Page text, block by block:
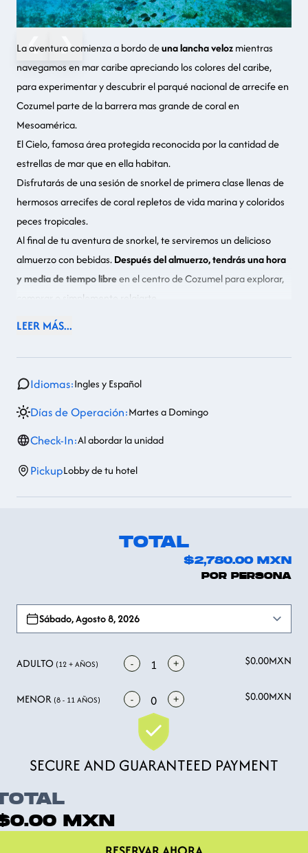
❮ ❯
La aventura comienza a bordo deuna lancha velozmientras
navegamos en mar caribe apreciando los colores del caribe,
para experimentar y descubrir el parqué nacional de arrecife en
Cozumel parte de la barrera mas grande de coral en
Mesoamérica.
El Cielo, famosa área protegida reconocida por la cantidad de
estrellas de mar que en ella habitan.
Disfrutarás de una sesión de snorkel de primera clase llenas de
hermosos arrecifes de coral repletos de vida marina y coloridos
peces tropicales.
Al final de tu aventura de snorkel, te serviremos un delicioso
almuerzo con bebidas.Después del almuerzo, tendrás una hora
y media de tiempo libreen el centro de Cozumel para explorar,
comprar o simplemente relajarte.
Finalmente, te llevaremos de regreso a tu hotel en uno de
LEER MÁS...
Idiomas:Ingles y Español
Días de Operación:Martes a Domingo
Check-In:Al abordar la unidad
PickupLobby de tu hotel
TOTAL
$2,780.00 MXN
POR PERSONA
Sábado, Agosto 8, 2026
ADULTO (12 + AÑOS) - 1 + $0.00MXN
MENOR (8 - 11 AÑOS) - 0 + $0.00MXN
SECURE AND GUARANTEED PAYMENT
MXN